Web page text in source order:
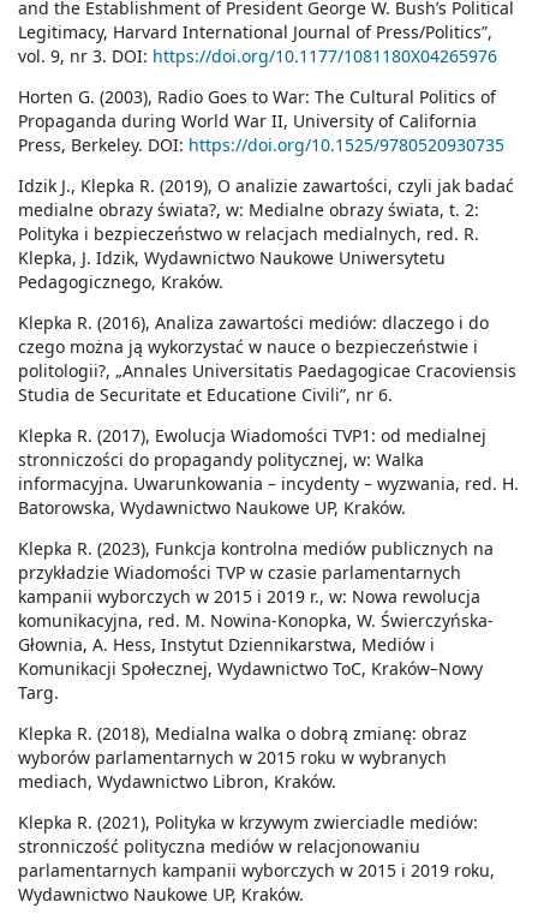
and the Establishment of President George W. Bush’s Political
Legitimacy, Harvard International Journal of Press/Politics”,
vol. 9, nr 3. DOI: https://doi.org/10.1177/1081180X04265976
Horten G. (2003), Radio Goes to War: The Cultural Politics of
Propaganda during World War II, University of California
Press, Berkeley. DOI: https://doi.org/10.1525/9780520930735
Idzik J., Klepka R. (2019), O analizie zawartości, czyli jak badać
medialne obrazy świata?, w: Medialne obrazy świata, t. 2:
Polityka i bezpieczeństwo w relacjach medialnych, red. R.
Klepka, J. Idzik, Wydawnictwo Naukowe Uniwersytetu
Pedagogicznego, Kraków.
Klepka R. (2016), Analiza zawartości mediów: dlaczego i do
czego można ją wykorzystać w nauce o bezpieczeństwie i
politologii?, „Annales Universitatis Paedagogicae Cracoviensis
Studia de Securitate et Educatione Civili”, nr 6.
Klepka R. (2017), Ewolucja Wiadomości TVP1: od medialnej
stronniczości do propagandy politycznej, w: Walka
informacyjna. Uwarunkowania – incydenty – wyzwania, red. H.
Batorowska, Wydawnictwo Naukowe UP, Kraków.
Klepka R. (2023), Funkcja kontrolna mediów publicznych na
przykładzie Wiadomości TVP w czasie parlamentarnych
kampanii wyborczych w 2015 i 2019 r., w: Nowa rewolucja
komunikacyjna, red. M. Nowina-Konopka, W. Świerczyńska-
Głownia, A. Hess, Instytut Dziennikarstwa, Mediów i
Komunikacji Społecznej, Wydawnictwo ToC, Kraków–Nowy
Targ.
Klepka R. (2018), Medialna walka o dobrą zmianę: obraz
wyborów parlamentarnych w 2015 roku w wybranych
mediach, Wydawnictwo Libron, Kraków.
Klepka R. (2021), Polityka w krzywym zwierciadle mediów:
stronniczość polityczna mediów w relacjonowaniu
parlamentarnych kampanii wyborczych w 2015 i 2019 roku,
Wydawnictwo Naukowe UP, Kraków.